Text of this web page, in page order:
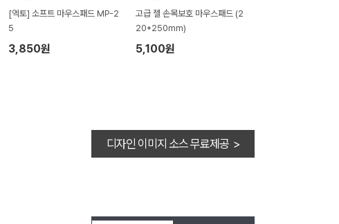
[엑토] 소프트 마우스패드 MP-2
5
3,850원
고급 젤 손목보호 마우스패드 (2
20*250mm)
5,100원
디자인 이미지 소스 무료제공 >